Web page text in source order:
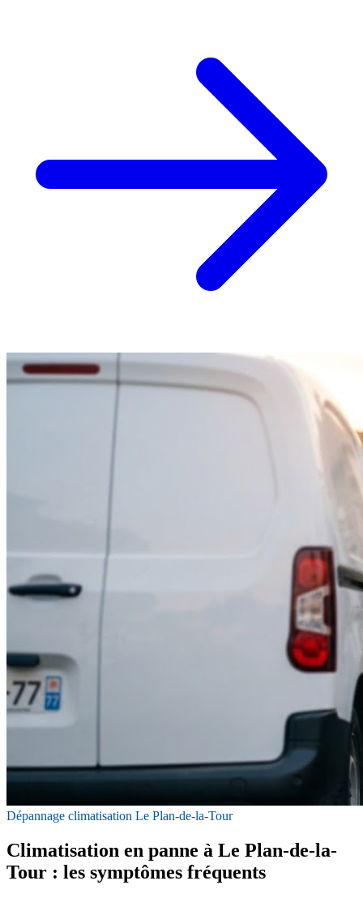
Dépannage climatisation Le Plan-de-la-Tour
Climatisation en panne à Le Plan-de-la-
Tour : les symptômes fréquents